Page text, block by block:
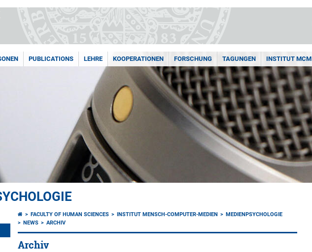
PUBLICATIONS LEHRE KOOPERATIONEN FORSCHUNG TAGUNGEN INSTITUT MCM
FACULTY OF HUMAN SCIENCES INSTITUT MENSCH-COMPUTER-MEDIEN
MEDIENPSYCHOLOGIE
NEWS
ARCHIV
Archiv